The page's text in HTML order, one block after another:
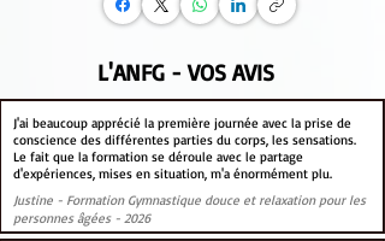
L'ANFG - VOS AVIS
J'ai beaucoup apprécié la première journée avec la prise de
conscience des différentes parties du corps, les sensations.
Le fait que la formation se déroule avec le partage
d'expériences, mises en situation, m'a énormément plu.
Justine - Formation Gymnastique douce et relaxation pour les
personnes âgées - 2026